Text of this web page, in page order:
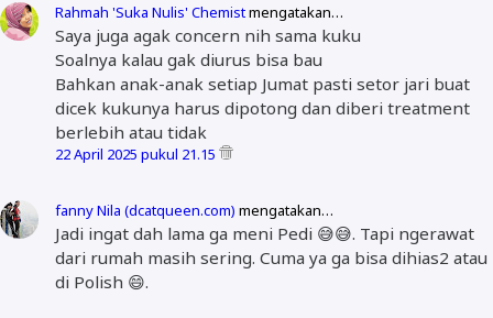
Rahmah 'Suka Nulis' Chemistmengatakan…
Saya juga agak concern nih sama kuku
Soalnya kalau gak diurus bisa bau
Bahkan anak-anak setiap Jumat pasti setor jari buat
dicek kukunya harus dipotong dan diberi treatment
berlebih atau tidak
22 April 2025 pukul 21.15
fanny Nila (dcatqueen.com) mengatakan…
Jadi ingat dah lama ga meni Pedi 😅😅. Tapi ngerawat
dari rumah masih sering. Cuma ya ga bisa dihias2 atau
di Polish 😄.